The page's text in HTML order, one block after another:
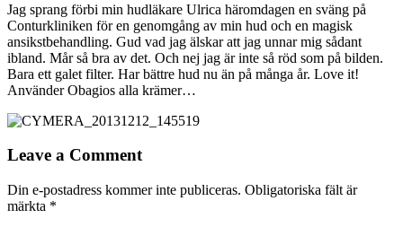
Jag sprang förbi min hudläkare Ulrica häromdagen en sväng på
Conturkliniken för en genomgång av min hud och en magisk
ansikstbehandling. Gud vad jag älskar att jag unnar mig sådant
ibland. Mår så bra av det. Och nej jag är inte så röd som på bilden.
Bara ett galet filter. Har bättre hud nu än på många år. Love it!
Använder Obagios alla krämer…
Leave a Comment
Din e-postadress kommer inte publiceras. Obligatoriska fält är
märkta *